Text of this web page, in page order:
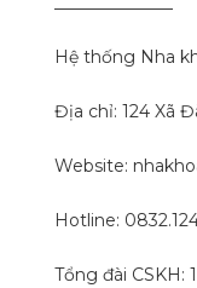
Hệ thống Nha
Địa chỉ: 124 Xã
Website:
Hotline:
Tổng đài CSKH: